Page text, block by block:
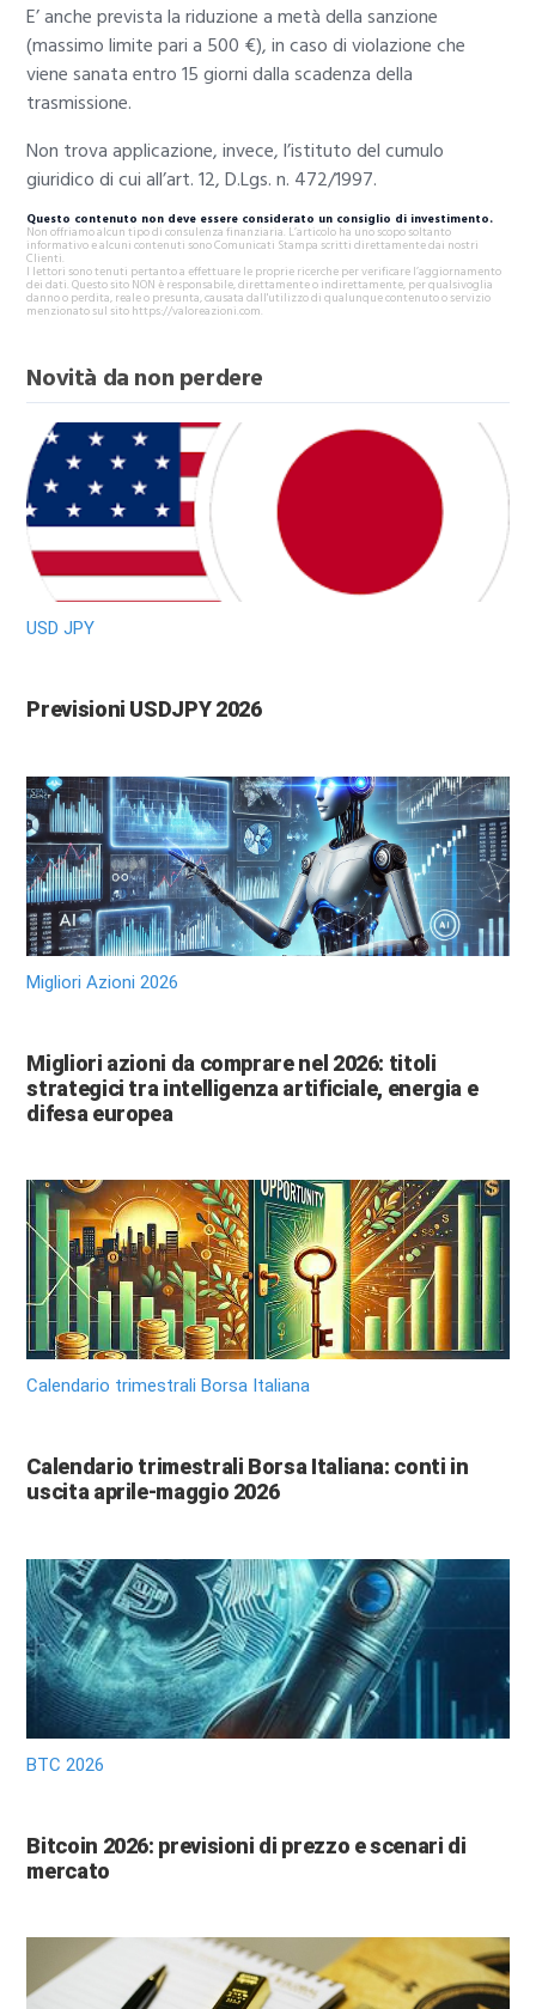
E’ anche prevista la riduzione a metà della sanzione
(massimo limite pari a 500 €), in caso di violazione che
viene sanata entro 15 giorni dalla scadenza della
trasmissione.
Non trova applicazione, invece, l’istituto del cumulo
giuridico di cui all’art. 12, D.Lgs. n. 472/1997.
Questo contenuto non deve essere considerato un consiglio di investimento.
Non offriamo alcun tipo di consulenza finanziaria. L’articolo ha uno scopo soltanto
informativo e alcuni contenuti sono Comunicati Stampa scritti direttamente dai nostri
Clienti.
I lettori sono tenuti pertanto a effettuare le proprie ricerche per verificare l’aggiornamento
dei dati. Questo sito NON è responsabile, direttamente o indirettamente, per qualsivoglia
danno o perdita, reale o presunta, causata dall'utilizzo di qualunque contenuto o servizio
menzionato sul sito https://valoreazioni.com.
Novità da non perdere
USD JPY
Previsioni USDJPY 2026
Migliori Azioni 2026
Migliori azioni da comprare nel 2026: titoli
strategici tra intelligenza artificiale, energia e
difesa europea
Calendario trimestrali Borsa Italiana
Calendario trimestrali Borsa Italiana: conti in
uscita aprile-maggio 2026
BTC 2026
Bitcoin 2026: previsioni di prezzo e scenari di
mercato